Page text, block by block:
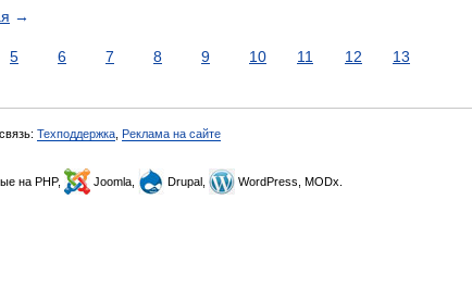
→
5 6 7 8 9 10 11 12 13
Техподдержка Реклама на сайте
на PHP, Joomla, Drupal, WordPress, MODx.